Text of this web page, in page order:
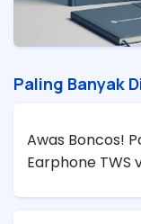
Paling Banyak
Awas Boncos!
Earphone TWS